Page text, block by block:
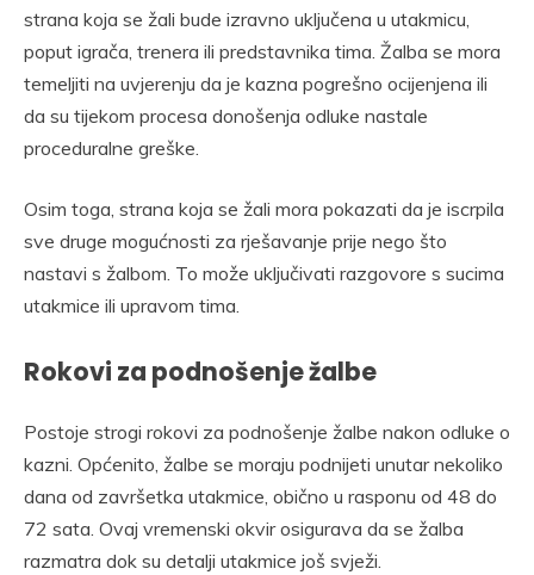
strana koja se žali bude izravno uključena u utakmicu,
poput igrača, trenera ili predstavnika tima. Žalba se mora
temeljiti na uvjerenju da je kazna pogrešno ocijenjena ili
da su tijekom procesa donošenja odluke nastale
proceduralne greške.
Osim toga, strana koja se žali mora pokazati da je iscrpila
sve druge mogućnosti za rješavanje prije nego što
nastavi s žalbom. To može uključivati razgovore s sucima
utakmice ili upravom tima.
Rokovi za podnošenje žalbe
Postoje strogi rokovi za podnošenje žalbe nakon odluke o
kazni. Općenito, žalbe se moraju podnijeti unutar nekoliko
dana od završetka utakmice, obično u rasponu od 48 do
72 sata. Ovaj vremenski okvir osigurava da se žalba
razmatra dok su detalji utakmice još svježi.